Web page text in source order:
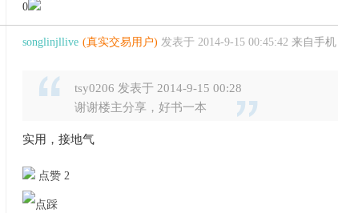
0
songlinjllive (真实交易用户) 发表于 2014-9-15 00:45:42 来自手机
tsy0206 发表于 2014-9-15 00:28
谢谢楼主分享，好书一本
实用，接地气
点赞 2